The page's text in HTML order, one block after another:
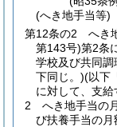
(へき地手当等)
第12条の2
へき
第143号)第2条
学校及び共同調
下同じ。)(以下
に対して、支給
2
へき地手当の
び扶養手当の